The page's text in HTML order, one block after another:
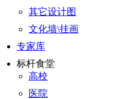
其它设计图
文化墙\挂画
专家库
标杆食堂
高校
医院